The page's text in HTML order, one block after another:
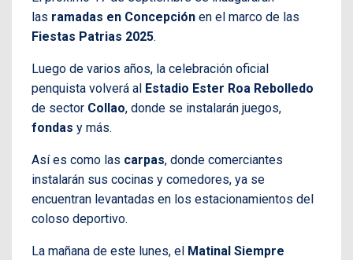
las ramadas en Concepción en el marco de las
Fiestas Patrias 2025.
Luego de varios años, la celebración oficial
penquista volverá al Estadio Ester Roa Rebolledo
de sector Collao, donde se instalarán juegos,
fondas y más.
Así es como las carpas, donde comerciantes
instalarán sus cocinas y comedores, ya se
encuentran levantadas en los estacionamientos del
coloso deportivo.
La mañana de este lunes, el Matinal Siempre